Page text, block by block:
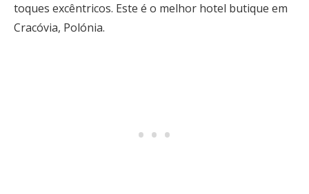
toques excêntricos. Este é o melhor hotel butique em
Cracóvia, Polónia.